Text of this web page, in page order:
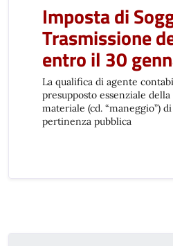
Imposta di
Trasmissione
entro il 30
La qualifica di agente
presupposto essenziale
materiale (cd. “maneggio”)
pertinenza pubblica